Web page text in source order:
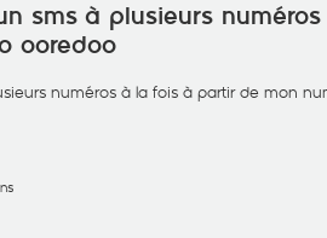
sms à plusieurs
ooredoo
numéros à la fois à partir de mon